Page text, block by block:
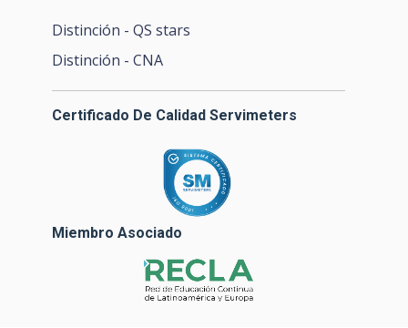
Distinción - QS stars
Distinción - CNA
Certificado De Calidad Servimeters
Miembro Asociado